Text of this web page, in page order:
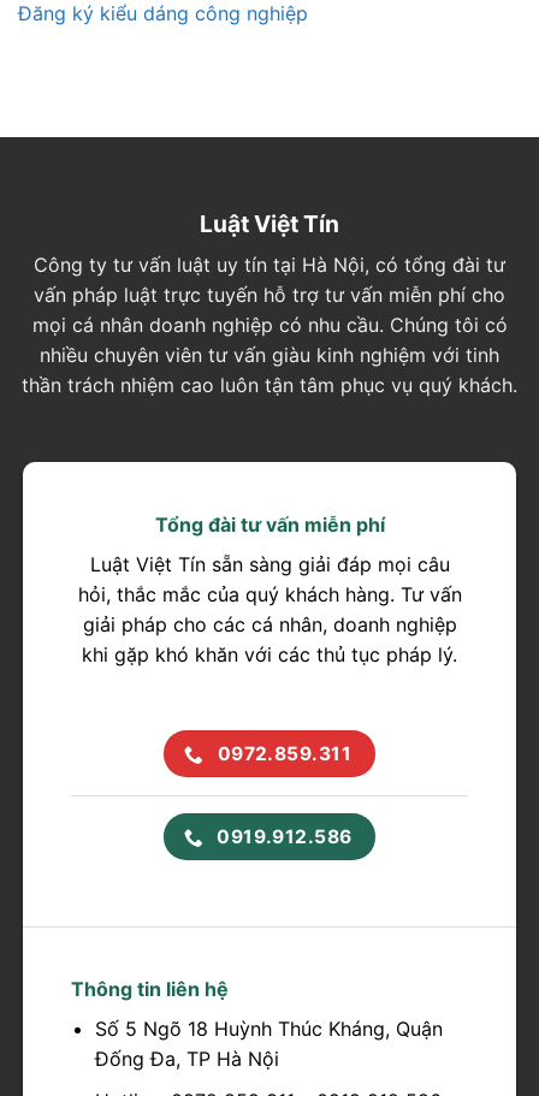
Đăng ký kiểu dáng công nghiệp
Luật Việt Tín
Công ty tư vấn luật uy tín tại Hà Nội, có tổng đài tư
vấn pháp luật trực tuyến hỗ trợ tư vấn miễn phí cho
mọi cá nhân doanh nghiệp có nhu cầu. Chúng tôi có
nhiều chuyên viên tư vấn giàu kinh nghiệm với tinh
thần trách nhiệm cao luôn tận tâm phục vụ quý khách.
Tổng đài tư vấn miễn phí
Luật Việt Tín sẵn sàng giải đáp mọi câu
hỏi, thắc mắc của quý khách hàng. Tư vấn
giải pháp cho các cá nhân, doanh nghiệp
khi gặp khó khăn với các thủ tục pháp lý.
0972.859.311
0919.912.586
Thông tin liên hệ
Số 5 Ngõ 18 Huỳnh Thúc Kháng, Quận
Đống Đa, TP Hà Nội